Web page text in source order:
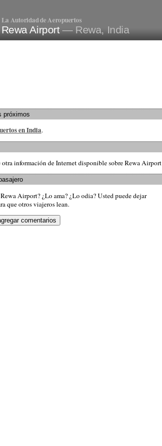
La Autoridad de Aeropuertos
Rewa Airport — Rewa, India
próximos
en India.
información de Internet disponible sobre Rewa Airport
Airport? ¿Lo ama? ¿Lo odia? Usted puede dejar
que otros viajeros lean.